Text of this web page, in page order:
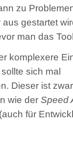
zu
gestartet
man das
komplexere
sich mal
Dieser ist
wie der Speed
für